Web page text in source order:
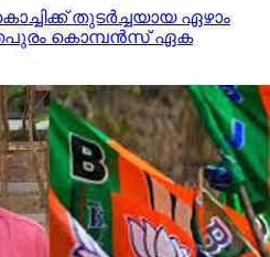
തുടര്‍ച്ചയായ ഏഴാം
കൊമ്പന്‍സ് ഏക